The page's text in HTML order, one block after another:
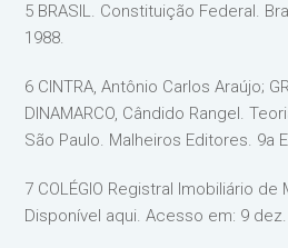
5 BRASIL. Constituição Federal.
1988.
6 CINTRA, Antônio Carlos Araújo;
DINAMARCO, Cândido Rangel.
São Paulo. Malheiros Editores. 9a
7 COLÉGIO Registral Imobiliário de
Disponível aqui. Acesso em: 9 dez.